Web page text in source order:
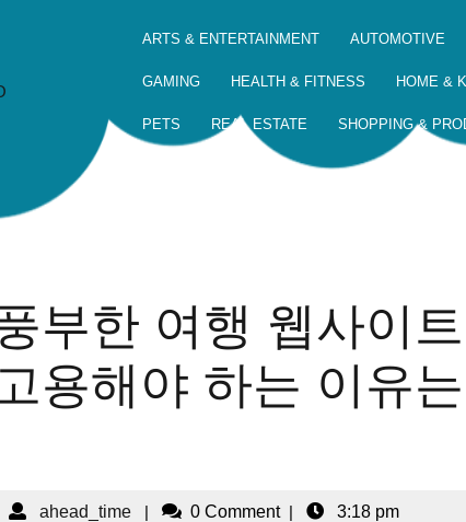
ARTS & ENTERTAINMENT AUTOMOTIVE
GAMING HEALTH & FITNESS HOME &
PETS REAL ESTATE SHOPPING &
부한 여행 웹사이
용해야 하는 이유
ahead_time | 0 Comment | 3:18 pm